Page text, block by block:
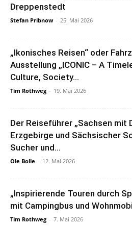
Dreppenstedt
Stefan Pribnow - 25. Mai 2026
„Ikonisches Reisen“ oder
Ausstellung „ICONIC – A
Culture, Society...
Tim Rothweg - 19. Mai 2026
Der Reiseführer „Sachsen mit
Erzgebirge und Sächsischer
Sucher und...
Ole Bolle - 12. Mai 2026
„Inspirierende Touren durch
mit Campingbus und
Tim Rothweg - 7. Mai 2026